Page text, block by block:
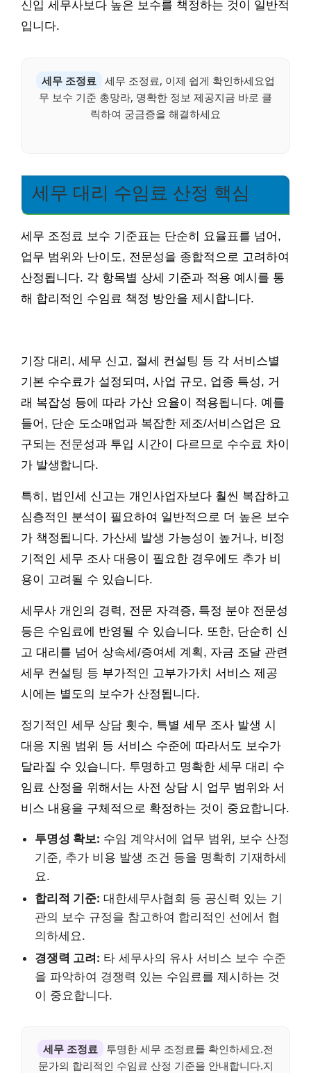
신입 세무사보다 높은 보수를 책정하는 것이 일반적
입니다.
세무 조정료
세무 조정료, 이제 쉽게 확인하세요업
무 보수 기준 총망라, 명확한 정보 제공지금 바로 클
릭하여 궁금증을 해결하세요
세무 대리 수임료 산정 핵심
세무 조정료 보수 기준표는 단순히 요율표를 넘어,
업무 범위와 난이도, 전문성을 종합적으로 고려하여
산정됩니다. 각 항목별 상세 기준과 적용 예시를 통
해 합리적인 수임료 책정 방안을 제시합니다.
기장 대리, 세무 신고, 절세 컨설팅 등 각 서비스별
기본 수수료가 설정되며, 사업 규모, 업종 특성, 거
래 복잡성 등에 따라 가산 요율이 적용됩니다. 예를
들어, 단순 도소매업과 복잡한 제조/서비스업은 요
구되는 전문성과 투입 시간이 다르므로 수수료 차이
가 발생합니다.
특히, 법인세 신고는 개인사업자보다 훨씬 복잡하고
심층적인 분석이 필요하여 일반적으로 더 높은 보수
가 책정됩니다. 가산세 발생 가능성이 높거나, 비정
기적인 세무 조사 대응이 필요한 경우에도 추가 비
용이 고려될 수 있습니다.
세무사 개인의 경력, 전문 자격증, 특정 분야 전문성
등은 수임료에 반영될 수 있습니다. 또한, 단순히 신
고 대리를 넘어 상속세/증여세 계획, 자금 조달 관련
세무 컨설팅 등 부가적인 고부가가치 서비스 제공
시에는 별도의 보수가 산정됩니다.
정기적인 세무 상담 횟수, 특별 세무 조사 발생 시
대응 지원 범위 등 서비스 수준에 따라서도 보수가
달라질 수 있습니다. 투명하고 명확한 세무 대리 수
임료 산정을 위해서는 사전 상담 시 업무 범위와 서
비스 내용을 구체적으로 확정하는 것이 중요합니다.
투명성 확보: 수임 계약서에 업무 범위, 보수 산정
기준, 추가 비용 발생 조건 등을 명확히 기재하세
요.
합리적 기준: 대한세무사협회 등 공신력 있는 기
관의 보수 규정을 참고하여 합리적인 선에서 협
의하세요.
경쟁력 고려: 타 세무사의 유사 서비스 보수 수준
을 파악하여 경쟁력 있는 수임료를 제시하는 것
이 중요합니다.
세무 조정료
투명한 세무 조정료를 확인하세요.전
문가의 합리적인 수임료 산정 기준을 안내합니다.지